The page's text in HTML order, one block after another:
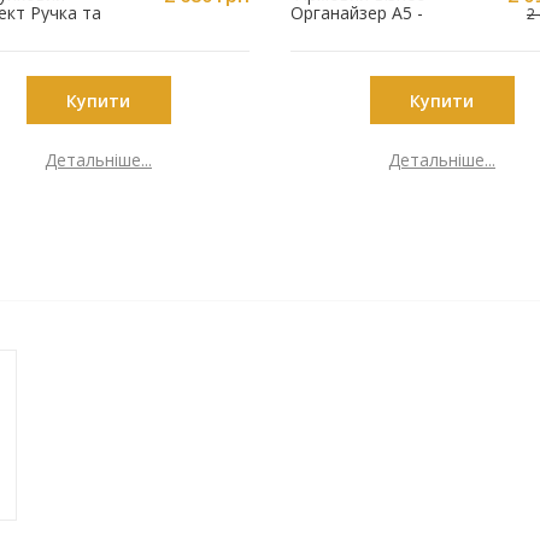
Ручка та
Silver-A5-05BK
Купити
Детальніше...
Органайзер A5 -
2
Купити
Детальніше...